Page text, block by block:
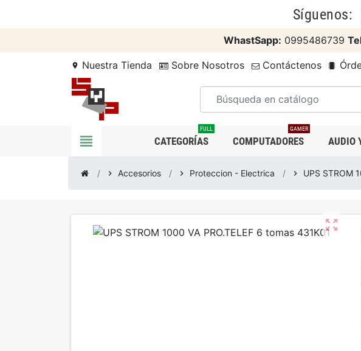
Síguenos:
WhastSapp: 0995486739
location_on Nuestra Tienda Sobre Nosotros Contáctenos
view_headline CATEGORÍAS
FULL
COMPUTADORES
GAMER
AUDIO
chevron_right Accesorios chevron_right Proteccion - Electrica chevron_right UPS STROM
zoom_out_map